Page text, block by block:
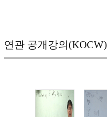
연관 공개강의(KOCW)